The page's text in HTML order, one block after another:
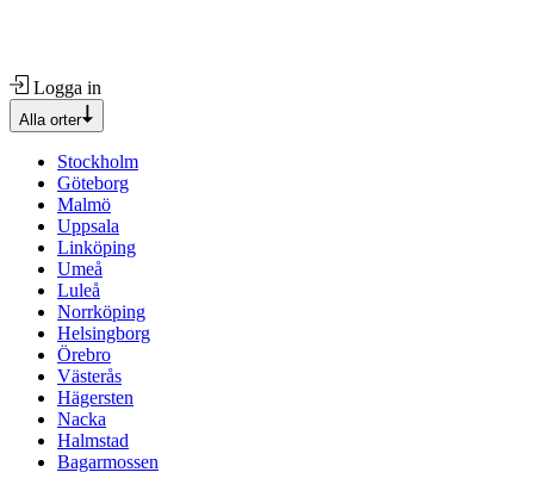
Logga in
Alla orter
Stockholm
Göteborg
Malmö
Uppsala
Linköping
Umeå
Luleå
Norrköping
Helsingborg
Örebro
Västerås
Hägersten
Nacka
Halmstad
Bagarmossen